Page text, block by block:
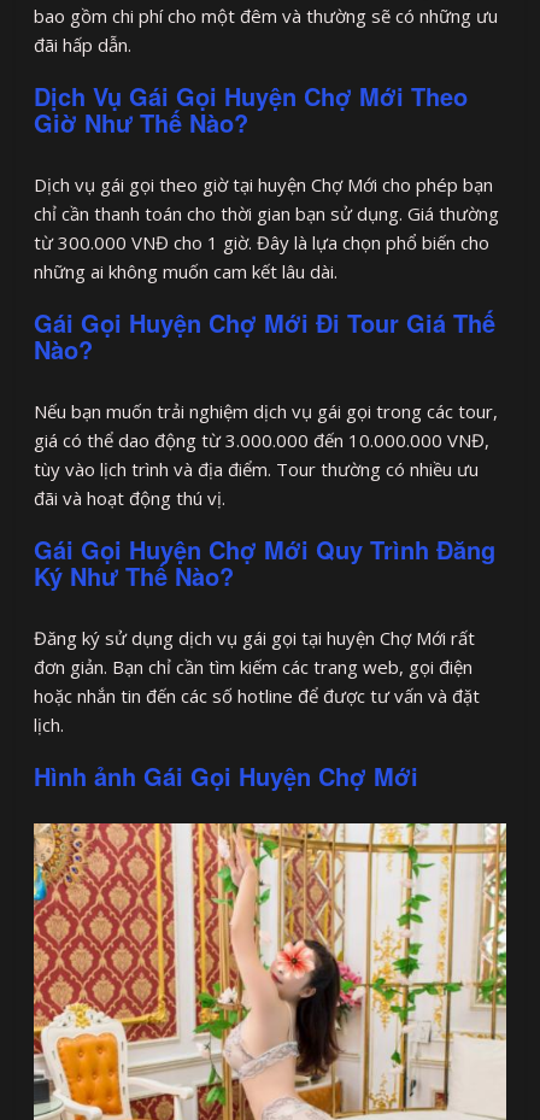
bao gồm chi phí cho một đêm và thường sẽ có những ưu
đãi hấp dẫn.
Dịch Vụ Gái Gọi Huyện Chợ Mới Theo
Giờ Như Thế Nào?
Dịch vụ gái gọi theo giờ tại huyện Chợ Mới cho phép bạn
chỉ cần thanh toán cho thời gian bạn sử dụng. Giá thường
từ 300.000 VNĐ cho 1 giờ. Đây là lựa chọn phổ biến cho
những ai không muốn cam kết lâu dài.
Gái Gọi Huyện Chợ Mới Đi Tour Giá Thế
Nào?
Nếu bạn muốn trải nghiệm dịch vụ gái gọi trong các tour,
giá có thể dao động từ 3.000.000 đến 10.000.000 VNĐ,
tùy vào lịch trình và địa điểm. Tour thường có nhiều ưu
đãi và hoạt động thú vị.
Gái Gọi Huyện Chợ Mới Quy Trình Đăng
Ký Như Thế Nào?
Đăng ký sử dụng dịch vụ gái gọi tại huyện Chợ Mới rất
đơn giản. Bạn chỉ cần tìm kiếm các trang web, gọi điện
hoặc nhắn tin đến các số hotline để được tư vấn và đặt
lịch.
Hình ảnh Gái Gọi Huyện Chợ Mới